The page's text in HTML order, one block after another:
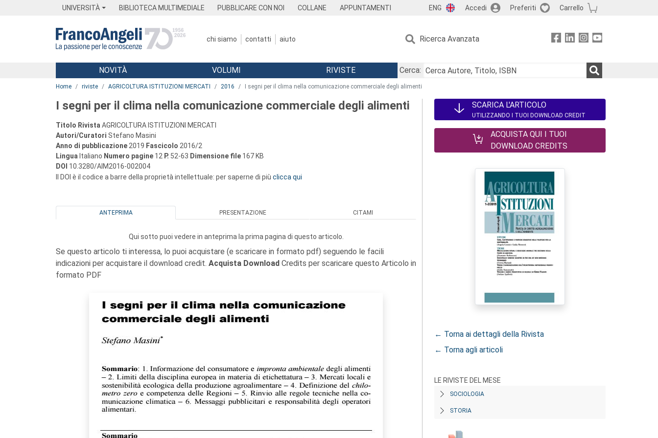
UNIVERSITÀ BIBLIOTECA MULTIMEDIALE PUBBLICARE CON NOI COLLANE APPUNTAMENTI ENG Accedi Preferiti Carrello
chi siamo contatti aiuto Ricerca Avanzata
Menu
NOVITÀ VOLUMI RIVISTE
Cerca:
Home riviste AGRICOLTURA ISTITUZIONI MERCATI 2016 I segni per il clima nella comunicazione commerciale degli alimenti
I segni per il clima nella comunicazione commerciale degli alimenti
Titolo Rivista AGRICOLTURA ISTITUZIONI MERCATI
Autori/Curatori Stefano Masini
Anno di pubblicazione 2019 Fascicolo 2016/2
Lingua Italiano Numero pagine 12 P. 52-63 Dimensione file 167 KB
DOI 10.3280/AIM2016-002004
Il DOI è il codice a barre della proprietà intellettuale: per saperne di più clicca qui
ANTEPRIMA PRESENTAZIONE CITAMI
Qui sotto puoi vedere in anteprima la prima pagina di questo articolo.
Se questo articolo ti interessa, lo puoi acquistare (e scaricare in formato pdf) seguendo le facili
indicazioni per acquistare il download credit. Acquista Download Credits per scaricare questo Articolo in
formato PDF
SCARICA L'ARTICOLO
UTILIZZANDO I TUOI DOWNLOAD CREDIT
ACQUISTA QUI I TUOI
DOWNLOAD CREDITS
← Torna ai dettagli della Rivista
← Torna agli articoli
LE RIVISTE DEL MESE
SOCIOLOGIA
STORIA